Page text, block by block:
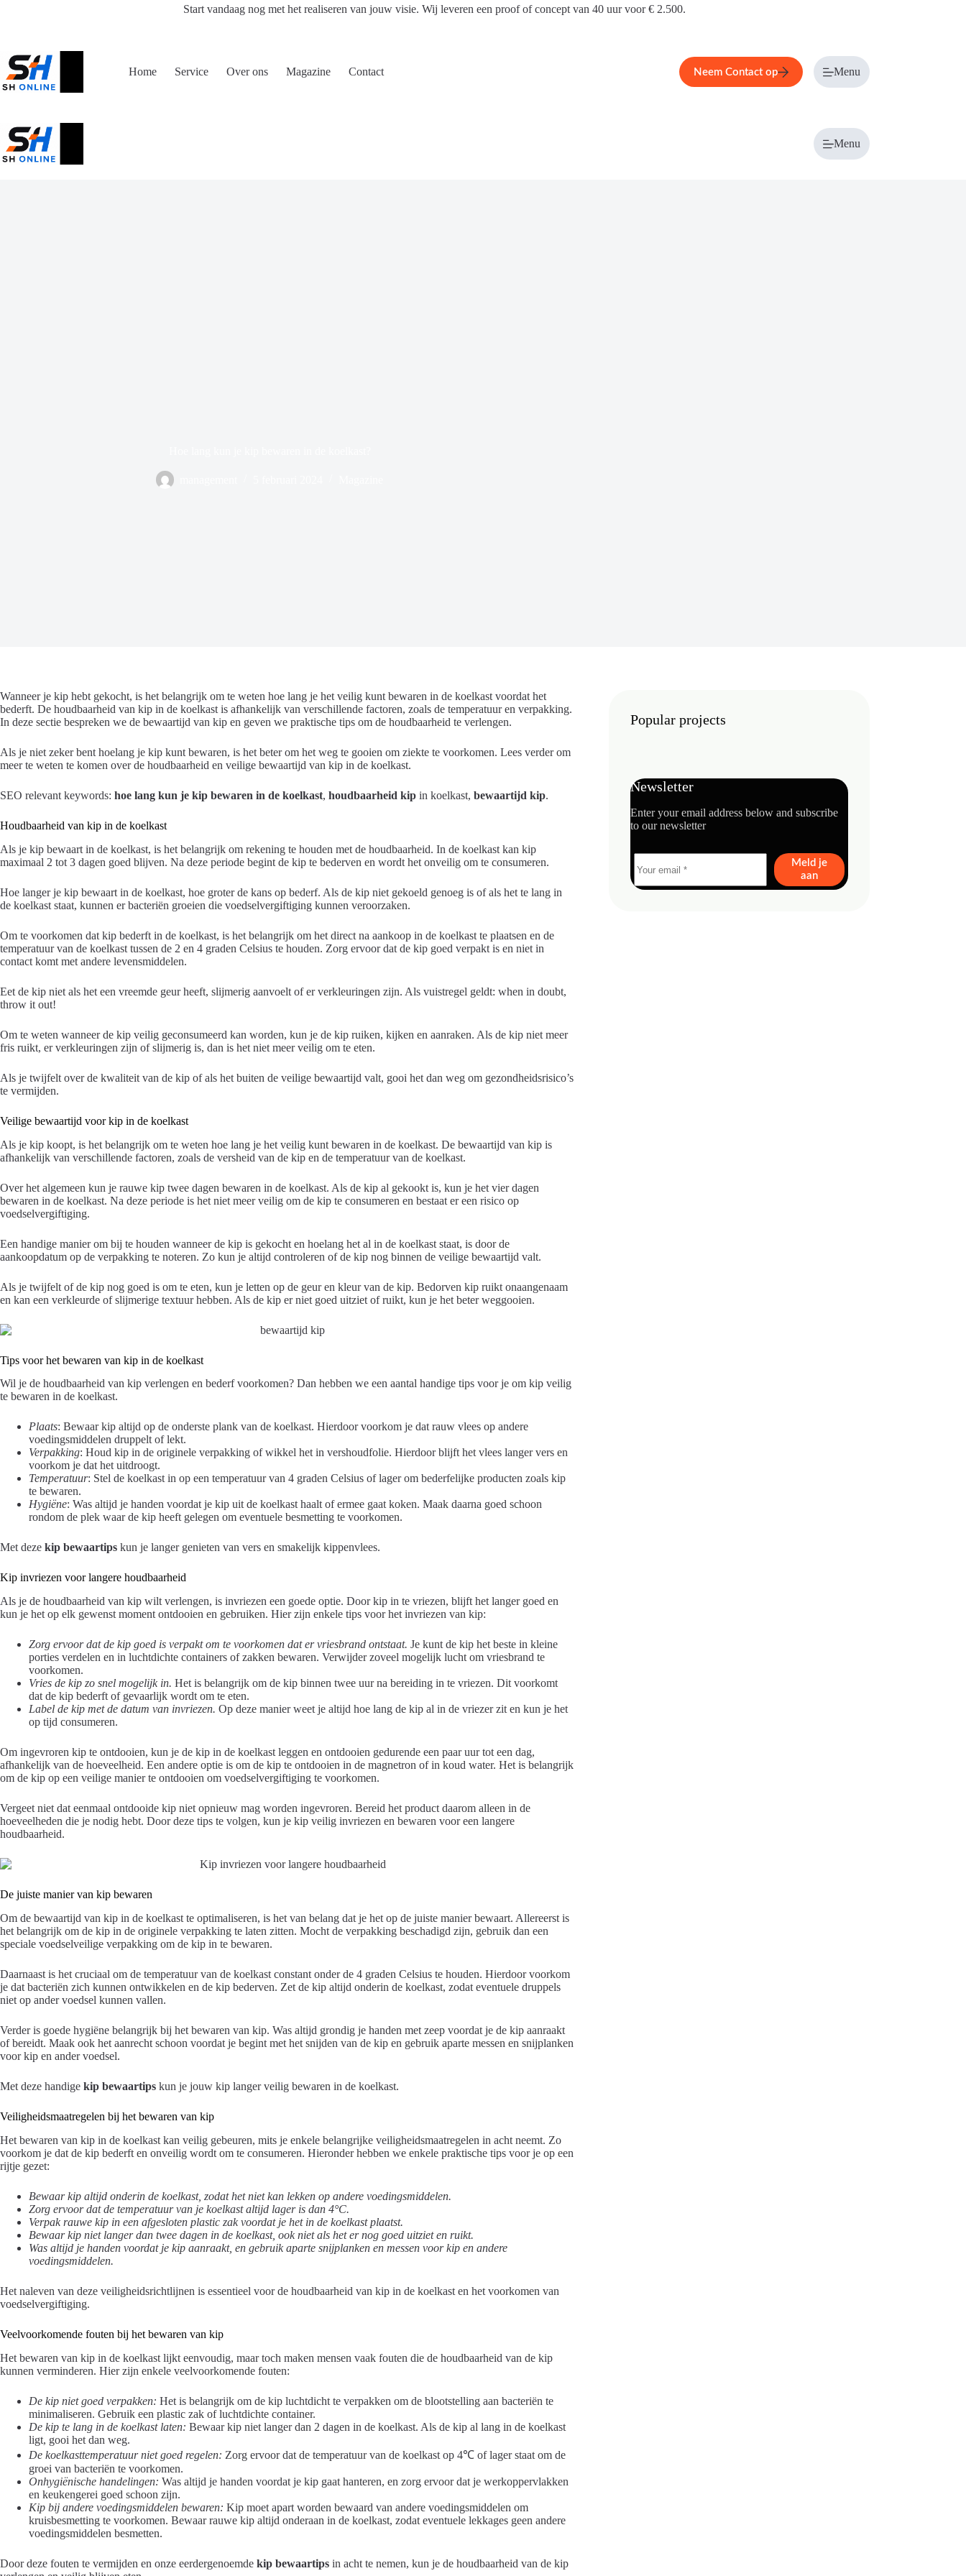
Start vandaag nog met het realiseren van jouw visie. Wij leveren een proof of concept van 40 uur voor € 2.500.
Home Service Over ons Magazine Contact Neem Contact op Menu
Menu
Wanneer je kip hebt gekocht, is het belangrijk om te weten hoe lang je het veilig kunt bewaren in de koelkast voordat het
bederft. De houdbaarheid van kip in de koelkast is afhankelijk van verschillende factoren, zoals de temperatuur en verpakking.
In deze sectie bespreken we de bewaartijd van kip en geven we praktische tips om de houdbaarheid te verlengen.
Als je niet zeker bent hoelang je kip kunt bewaren, is het beter om het weg te gooien om ziekte te voorkomen. Lees verder om
meer te weten te komen over de houdbaarheid en veilige bewaartijd van kip in de koelkast.
SEO relevant keywords: hoe lang kun je kip bewaren in de koelkast, houdbaarheid kip in koelkast, bewaartijd kip.
Houdbaarheid van kip in de koelkast
Als je kip bewaart in de koelkast, is het belangrijk om rekening te houden met de houdbaarheid. In de koelkast kan kip
maximaal 2 tot 3 dagen goed blijven. Na deze periode begint de kip te bederven en wordt het onveilig om te consumeren.
Hoe langer je kip bewaart in de koelkast, hoe groter de kans op bederf. Als de kip niet gekoeld genoeg is of als het te lang in
de koelkast staat, kunnen er bacteriën groeien die voedselvergiftiging kunnen veroorzaken.
Om te voorkomen dat kip bederft in de koelkast, is het belangrijk om het direct na aankoop in de koelkast te plaatsen en de
temperatuur van de koelkast tussen de 2 en 4 graden Celsius te houden. Zorg ervoor dat de kip goed verpakt is en niet in
contact komt met andere levensmiddelen.
Eet de kip niet als het een vreemde geur heeft, slijmerig aanvoelt of er verkleuringen zijn. Als vuistregel geldt: when in doubt,
throw it out!
Om te weten wanneer de kip veilig geconsumeerd kan worden, kun je de kip ruiken, kijken en aanraken. Als de kip niet meer
fris ruikt, er verkleuringen zijn of slijmerig is, dan is het niet meer veilig om te eten.
Als je twijfelt over de kwaliteit van de kip of als het buiten de veilige bewaartijd valt, gooi het dan weg om gezondheidsrisico’s
te vermijden.
Veilige bewaartijd voor kip in de koelkast
Als je kip koopt, is het belangrijk om te weten hoe lang je het veilig kunt bewaren in de koelkast. De bewaartijd van kip is
afhankelijk van verschillende factoren, zoals de versheid van de kip en de temperatuur van de koelkast.
Over het algemeen kun je rauwe kip twee dagen bewaren in de koelkast. Als de kip al gekookt is, kun je het vier dagen
bewaren in de koelkast. Na deze periode is het niet meer veilig om de kip te consumeren en bestaat er een risico op
voedselvergiftiging.
Een handige manier om bij te houden wanneer de kip is gekocht en hoelang het al in de koelkast staat, is door de
aankoopdatum op de verpakking te noteren. Zo kun je altijd controleren of de kip nog binnen de veilige bewaartijd valt.
Als je twijfelt of de kip nog goed is om te eten, kun je letten op de geur en kleur van de kip. Bedorven kip ruikt onaangenaam
en kan een verkleurde of slijmerige textuur hebben. Als de kip er niet goed uitziet of ruikt, kun je het beter weggooien.
Tips voor het bewaren van kip in de koelkast
Wil je de houdbaarheid van kip verlengen en bederf voorkomen? Dan hebben we een aantal handige tips voor je om kip veilig
te bewaren in de koelkast.
Plaats: Bewaar kip altijd op de onderste plank van de koelkast. Hierdoor voorkom je dat rauw vlees op andere
voedingsmiddelen druppelt of lekt.
Verpakking: Houd kip in de originele verpakking of wikkel het in vershoudfolie. Hierdoor blijft het vlees langer vers en
voorkom je dat het uitdroogt.
Temperatuur: Stel de koelkast in op een temperatuur van 4 graden Celsius of lager om bederfelijke producten zoals kip
te bewaren.
Hygiëne: Was altijd je handen voordat je kip uit de koelkast haalt of ermee gaat koken. Maak daarna goed schoon
rondom de plek waar de kip heeft gelegen om eventuele besmetting te voorkomen.
Met deze kip bewaartips kun je langer genieten van vers en smakelijk kippenvlees.
Kip invriezen voor langere houdbaarheid
Als je de houdbaarheid van kip wilt verlengen, is invriezen een goede optie. Door kip in te vriezen, blijft het langer goed en
kun je het op elk gewenst moment ontdooien en gebruiken. Hier zijn enkele tips voor het invriezen van kip:
Zorg ervoor dat de kip goed is verpakt om te voorkomen dat er vriesbrand ontstaat. Je kunt de kip het beste in kleine
porties verdelen en in luchtdichte containers of zakken bewaren. Verwijder zoveel mogelijk lucht om vriesbrand te
voorkomen.
Vries de kip zo snel mogelijk in. Het is belangrijk om de kip binnen twee uur na bereiding in te vriezen. Dit voorkomt
dat de kip bederft of gevaarlijk wordt om te eten.
Label de kip met de datum van invriezen. Op deze manier weet je altijd hoe lang de kip al in de vriezer zit en kun je het
op tijd consumeren.
Om ingevroren kip te ontdooien, kun je de kip in de koelkast leggen en ontdooien gedurende een paar uur tot een dag,
afhankelijk van de hoeveelheid. Een andere optie is om de kip te ontdooien in de magnetron of in koud water. Het is belangrijk
om de kip op een veilige manier te ontdooien om voedselvergiftiging te voorkomen.
Vergeet niet dat eenmaal ontdooide kip niet opnieuw mag worden ingevroren. Bereid het product daarom alleen in de
hoeveelheden die je nodig hebt. Door deze tips te volgen, kun je kip veilig invriezen en bewaren voor een langere
houdbaarheid.
De juiste manier van kip bewaren
Om de bewaartijd van kip in de koelkast te optimaliseren, is het van belang dat je het op de juiste manier bewaart. Allereerst is
het belangrijk om de kip in de originele verpakking te laten zitten. Mocht de verpakking beschadigd zijn, gebruik dan een
speciale voedselveilige verpakking om de kip in te bewaren.
Daarnaast is het cruciaal om de temperatuur van de koelkast constant onder de 4 graden Celsius te houden. Hierdoor voorkom
je dat bacteriën zich kunnen ontwikkelen en de kip bederven. Zet de kip altijd onderin de koelkast, zodat eventuele druppels
niet op ander voedsel kunnen vallen.
Verder is goede hygiëne belangrijk bij het bewaren van kip. Was altijd grondig je handen met zeep voordat je de kip aanraakt
of bereidt. Maak ook het aanrecht schoon voordat je begint met het snijden van de kip en gebruik aparte messen en snijplanken
voor kip en ander voedsel.
Met deze handige kip bewaartips kun je jouw kip langer veilig bewaren in de koelkast.
Veiligheidsmaatregelen bij het bewaren van kip
Het bewaren van kip in de koelkast kan veilig gebeuren, mits je enkele belangrijke veiligheidsmaatregelen in acht neemt. Zo
voorkom je dat de kip bederft en onveilig wordt om te consumeren. Hieronder hebben we enkele praktische tips voor je op een
rijtje gezet:
Bewaar kip altijd onderin de koelkast, zodat het niet kan lekken op andere voedingsmiddelen.
Zorg ervoor dat de temperatuur van je koelkast altijd lager is dan 4°C.
Verpak rauwe kip in een afgesloten plastic zak voordat je het in de koelkast plaatst.
Bewaar kip niet langer dan twee dagen in de koelkast, ook niet als het er nog goed uitziet en ruikt.
Was altijd je handen voordat je kip aanraakt, en gebruik aparte snijplanken en messen voor kip en andere
voedingsmiddelen.
Het naleven van deze veiligheidsrichtlijnen is essentieel voor de houdbaarheid van kip in de koelkast en het voorkomen van
voedselvergiftiging.
Veelvoorkomende fouten bij het bewaren van kip
Het bewaren van kip in de koelkast lijkt eenvoudig, maar toch maken mensen vaak fouten die de houdbaarheid van de kip
kunnen verminderen. Hier zijn enkele veelvoorkomende fouten:
De kip niet goed verpakken: Het is belangrijk om de kip luchtdicht te verpakken om de blootstelling aan bacteriën te
minimaliseren. Gebruik een plastic zak of luchtdichte container.
De kip te lang in de koelkast laten: Bewaar kip niet langer dan 2 dagen in de koelkast. Als de kip al lang in de koelkast
ligt, gooi het dan weg.
De koelkasttemperatuur niet goed regelen: Zorg ervoor dat de temperatuur van de koelkast op 4℃ of lager staat om de
groei van bacteriën te voorkomen.
Onhygiënische handelingen: Was altijd je handen voordat je kip gaat hanteren, en zorg ervoor dat je werkoppervlakken
en keukengerei goed schoon zijn.
Kip bij andere voedingsmiddelen bewaren: Kip moet apart worden bewaard van andere voedingsmiddelen om
kruisbesmetting te voorkomen. Bewaar rauwe kip altijd onderaan in de koelkast, zodat eventuele lekkages geen andere
voedingsmiddelen besmetten.
Door deze fouten te vermijden en onze eerdergenoemde kip bewaartips in acht te nemen, kun je de houdbaarheid van de kip
Popular projects
Newsletter
Enter your email address below and subscribe
to our newsletter
Meld je
aan